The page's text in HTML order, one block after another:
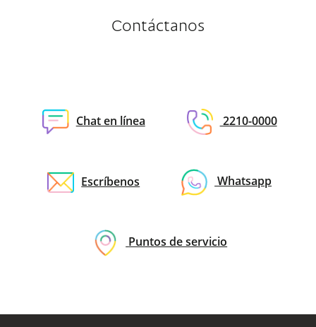
Contáctanos
Chat en línea 2210-0000
Escríbenos Whatsapp
Puntos de servicio